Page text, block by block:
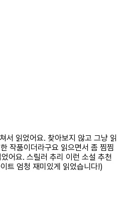
서 읽었어요. 찾아보지 않고 그냥 읽
작품이더라구요 읽으면서 좀 찜찜
어요. 스릴러 추리 이런 소설 추천
트 엄청 재미있게 읽었습니다!)